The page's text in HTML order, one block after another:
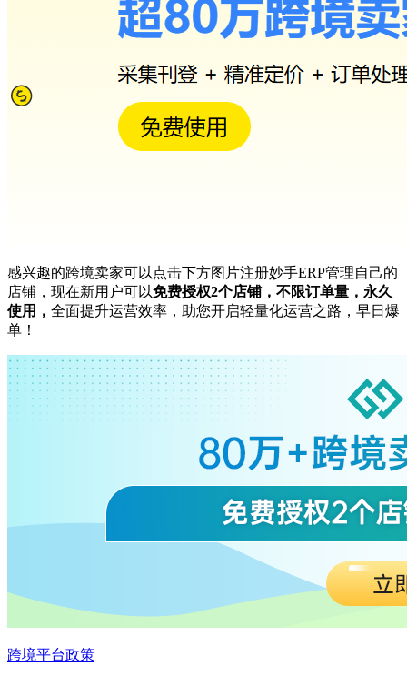
感兴趣的跨境卖家可以点击下方图片注册妙手ERP管理自己的
店铺，现在新用户可以免费授权2个店铺，不限订单量，永久
使用， 全面提升运营效率，助您开启轻量化运营之路，早日爆
单！
跨境平台政策